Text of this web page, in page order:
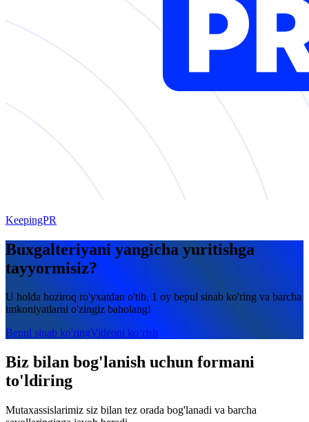
KeepingPR
Buxgalteriyani yangicha yuritishga
tayyormisiz?
U holda hoziroq ro'yxatdan o'tib, 1 oy bepul sinab ko'ring va barcha
imkoniyatlarni o'zingiz baholang!
Bepul sinab ko'ringVideoni ko‘rish
Biz bilan bog'lanish uchun formani
to'ldiring
Mutaxassislarimiz siz bilan tez orada bog'lanadi va barcha